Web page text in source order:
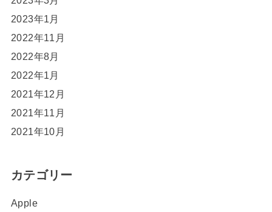
2023年1月
2022年11月
2022年8月
2022年1月
2021年12月
2021年11月
2021年10月
カテゴリー
Apple